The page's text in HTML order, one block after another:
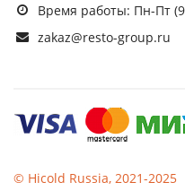
Время работы: Пн-Пт
zakaz@resto-group.ru
© Hicold Russia, 2021-2025